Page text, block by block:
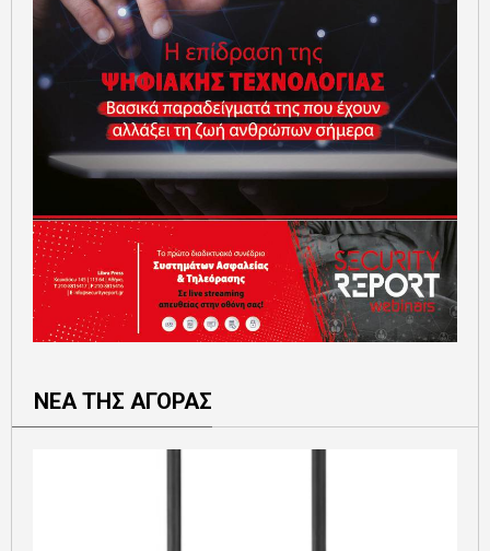
ΝΕΑ ΤΗΣ ΑΓΟΡΑΣ